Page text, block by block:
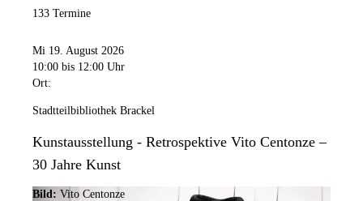
133 Termine
Mi 19. August 2026
10:00 bis 12:00 Uhr
Ort:
Stadtteilbibliothek Brackel
Kunstausstellung - Retrospektive Vito Centonze –
30 Jahre Kunst
Bild: Vito Centonze